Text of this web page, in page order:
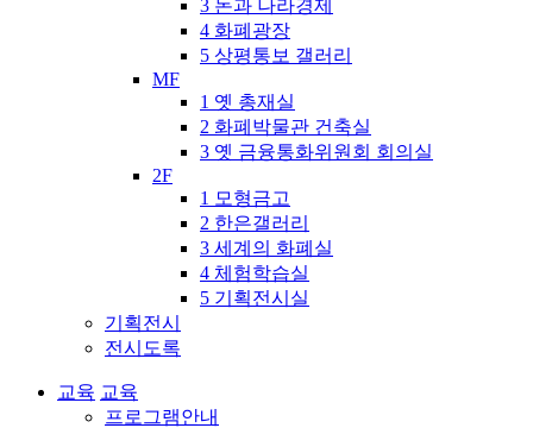
3 돈과 나라경제
4 화폐광장
5 상평통보 갤러리
MF
1 옛 총재실
2 화폐박물관 건축실
3 옛 금융통화위원회 회의실
2F
1 모형금고
2 한은갤러리
3 세계의 화폐실
4 체험학습실
5 기획전시실
기획전시
전시도록
교육 교육
프로그램안내